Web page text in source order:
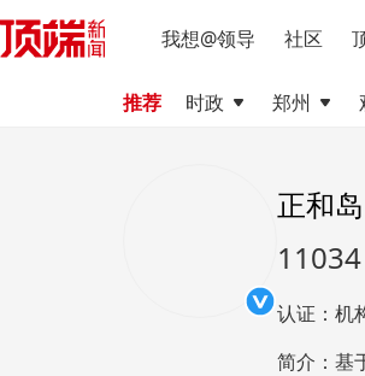
我想@领导 社区
推荐 时政 郑州
正和岛
11034
认证：机
简介：基